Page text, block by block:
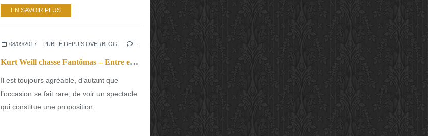
EN SAVOIR PLUS
08/09/2017 PUBLIÉ DEPUIS OVERBLOG
Kurt Weill chasse Fantômas – Entre exil et réinvention
Il est toujours agréable, d’autant que
l’occasion se fait rare, de voir un spectacle
qui constitue une proposition...